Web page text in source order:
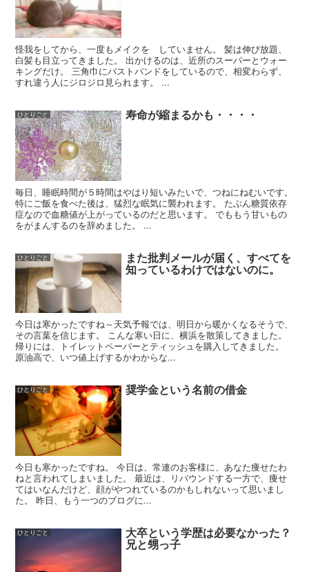
怪我をしてから、一度もメイクを゙していません。 髪は伸び放題、
白髪も目立ってきました。 出かけるのは、近所のスーパーとウォー
キングだけ。 三角巾にバストバンドをしているので、相変わらず、
すれ違う人にジロジロ見られます。 ...
ひとりごと 寿命が縮まるかも・・・・
毎日、睡眠時間が５時間はやはり短いみたいで、つねにねむいです。
特にご飯を食べた後は、猛烈な眠気に襲われます。 たぶん糖質依存
症なので血糖値が上がっているのだと思います。 でももう甘いもの
をがまんするのを辞めました。 ...
ひとりごと また批判メールが届く、すべてを
知っているわけではないのに。
今日は寒かったですね～天気予報では、明日から暖かくなるそうで、
その言葉を信じます。 こんな寒い日に、横浜を散策してきました。
帰りには、トイレットペーパーとティッシュを購入してきました。
原油高で、いつ値上げするかわからな...
ひとりごと 奨学金という名前の借金
今日も寒かったですね。 今日は、常連のお客様に、あなた痩せたわ
ねと言われてしまいました。 最近は、リバウンドする一方で、痩せ
てはいなんだけど、顔がやつれているのかもしれないって思いまし
た。 昨日、もう一つのブログに...
ひとりごと 大卒という学歴は必要なかった？
兄と甥っ子